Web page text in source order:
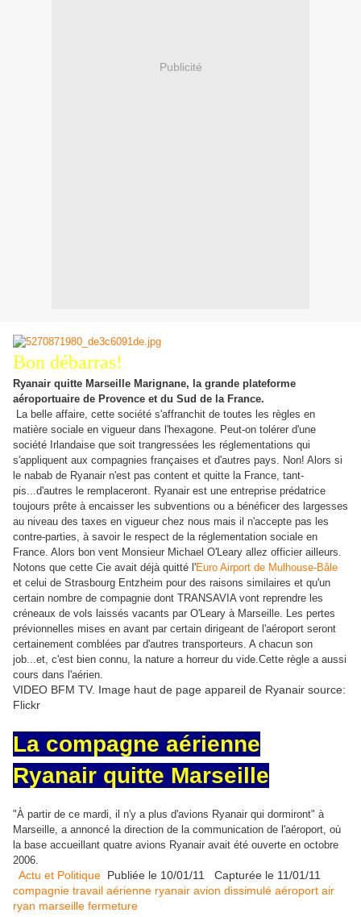
Publicité
Bon débarras!
Ryanair quitte Marseille Marignane, la grande plateforme
aéroportuaire de Provence et du Sud de la France.
La belle affaire, cette société s'affranchit de toutes les règles en
matière sociale en vigueur dans l'hexagone. Peut-on tolérer d'une
société Irlandaise que soit trangressées les réglementations qui
s'appliquent aux compagnies françaises et d'autres pays. Non! Alors si
le nabab de Ryanair n'est pas content et quitte la France, tant-
pis...d'autres le remplaceront. Ryanair est une entreprise prédatrice
toujours prête à encaisser les subventions ou a bénéficer des largesses
au niveau des taxes en vigueur chez nous mais il n'accepte pas les
contre-parties, à savoir le respect de la réglementation sociale en
France. Alors bon vent Monsieur Michael O'Leary allez officier ailleurs.
Notons que cette Cie avait déjà quitté l'Euro Airport de Mulhouse-Bâle
et celui de Strasbourg Entzheim pour des raisons similaires et qu'un
certain nombre de compagnie dont TRANSAVIA vont reprendre les
créneaux de vols laissés vacants par O'Leary à Marseille. Les pertes
prévionnelles mises en avant par certain dirigeant de l'aéroport seront
certainement comblées par d'autres transporteurs. A chacun son
job...et, c'est bien connu, la nature a horreur du vide.Cette règle a aussi
cours dans l'aérien.
VIDEO BFM TV. Image haut de page appareil de Ryanair source:
Flickr
La compagne aérienne
Ryanair quitte Marseille
"À partir de ce mardi, il n'y a plus d'avions Ryanair qui dormiront" à
Marseille, a annoncé la direction de la communication de l'aéroport, où
la base accueillant quatre avions Ryanair avait été ouverte en octobre
2006.
Actu et Politique Publiée le 10/01/11 Capturée le 11/01/11
compagnie travail aérienne ryanair avion dissimulé aéroport air
ryan marseille fermeture